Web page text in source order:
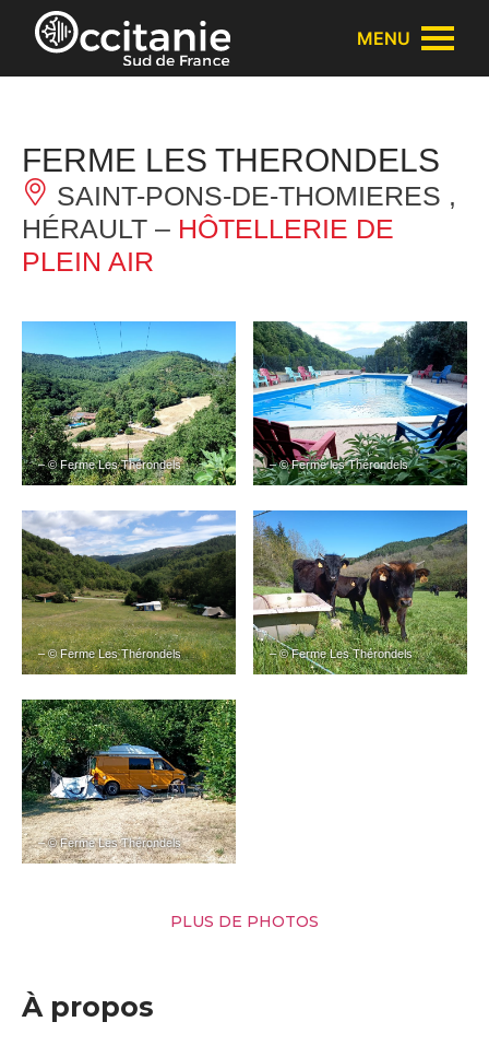
Panneau de gestion des cookies
MENU
FERME LES THERONDELS
SAINT-PONS-DE-THOMIERES ,
HÉRAULT – HÔTELLERIE DE
PLEIN AIR
– © Ferme Les Thérondels – © Ferme les Thérondels
– © Ferme Les Thérondels – © Ferme Les Thérondels
– © Ferme Les Thérondels
PLUS DE PHOTOS
À propos